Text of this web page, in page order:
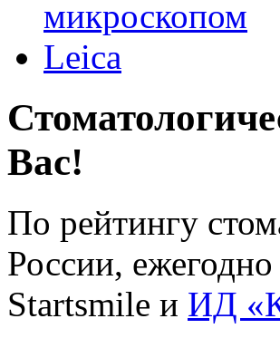
Вас!
По рейтингу
России,
Startsmile и ИД